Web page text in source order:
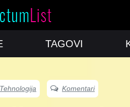
TAGOVI
Tehnologija Komentari